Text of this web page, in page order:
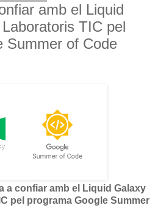
amb el Liquid
TIC pel
Summer of Code
a confiar amb el Liquid Galaxy
pel programa Google Summer